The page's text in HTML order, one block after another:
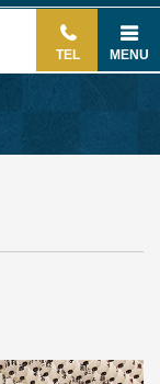
TEL MENU